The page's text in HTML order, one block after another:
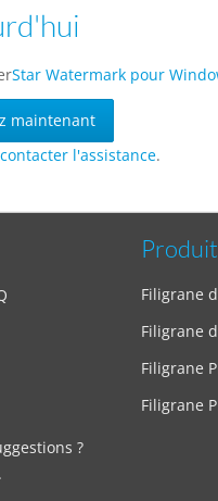
Star Watermark pour
maintenant
contacter l'assistance.
?
Filigrane
Filigrane
Filigrane
Filigrane